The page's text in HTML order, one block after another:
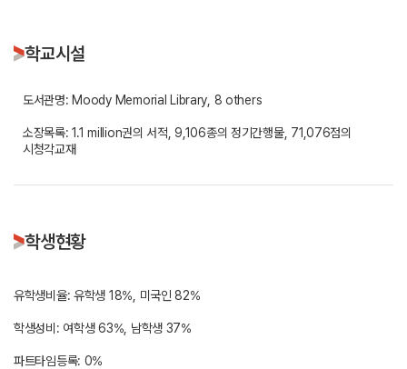
학교시설
도서관명: Moody Memorial Library, 8 others
소장목록: 1.1 million권의 서적, 9,106종의 정기간행물, 71,076점의
시청각교재
학생현황
유학생비율: 유학생 18%, 미국인 82%
학생성비: 여학생 63%, 남학생 37%
파트타임등록: 0%